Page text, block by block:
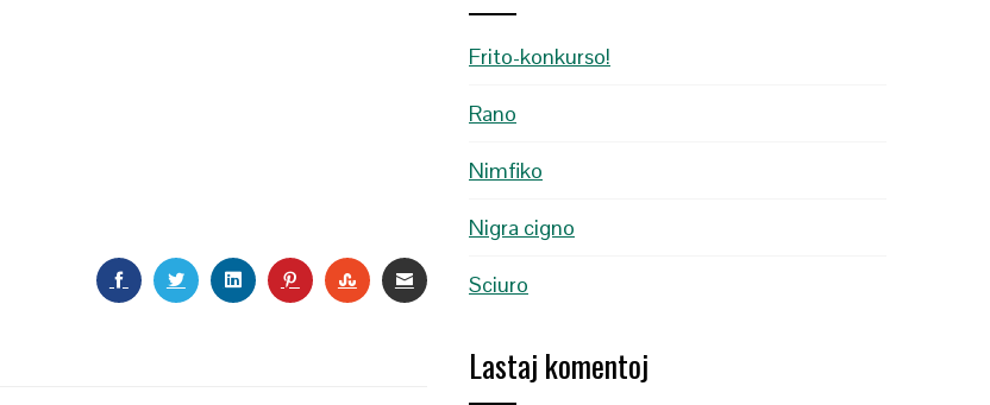
FACEBOOKTWITTERLINKEDINPINTERESTSTUMBLEUPON
EMAIL
Frito-konkurso!
Rano
Nimfiko
Nigra cigno
Sciuro
Lastaj komentoj